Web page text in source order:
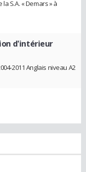
S.A. « Demars » à
d'intérieur
2011 Anglais niveau A2